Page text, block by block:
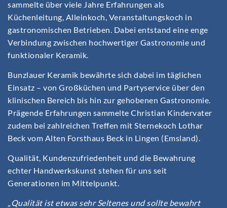
sammelte über viele Jahre Erfahrungen als
Küchenleitung, Alleinkoch, Veranstaltungskoch in
gastronomischen Betrieben. Dabei entstand eine enge
Verbindung zwischen hochwertiger Gastronomie und
funktionaler Keramik.
Bunzlauer Keramik bewährte sich dabei im täglichen
Einsatz – von Großküchen und Partyservice über den
klinischen Bereich bis hin zur gehobenen Gastronomie.
Prägende Erfahrungen sammelte Christian Kindervater
zudem bei zahlreichen Treffen mit Sternekoch Lothar
Beck vom Alten Forsthaus Beck in Lingen (Emsland).
Qualität, Kundenzufriedenheit und die Bewahrung
echter Handwerkskunst stehen für uns seit
Generationen im Mittelpunkt.
„Qualität ist etwas sehr Seltenes und sollte bewahrt